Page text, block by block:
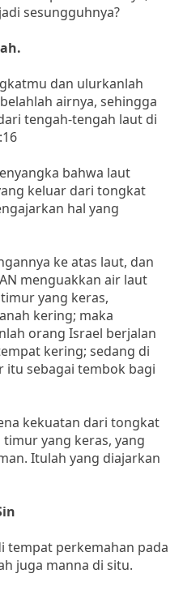
sesungguhnya?
dan ulurkanlah
airnya, sehingga
tengah-tengah laut di
bahwa laut
keluar dari tongkat
hal yang
ke atas laut, dan
menguakkan air laut
yang keras,
kering; maka
orang Israel berjalan
kering; sedang di
itu sebagai tembok bagi
kekuatan dari tongkat
yang keras, yang
Itulah yang diajarkan
tempat perkemahan pada
juga manna di situ.